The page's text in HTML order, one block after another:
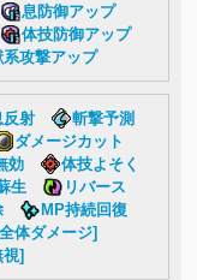
息防御アップ
体技防御アップ
系攻撃アップ
反射
斬撃予測
ダメージカット
効
体技よそく
生
リバース
MP持続回復
体ダメージ]
]